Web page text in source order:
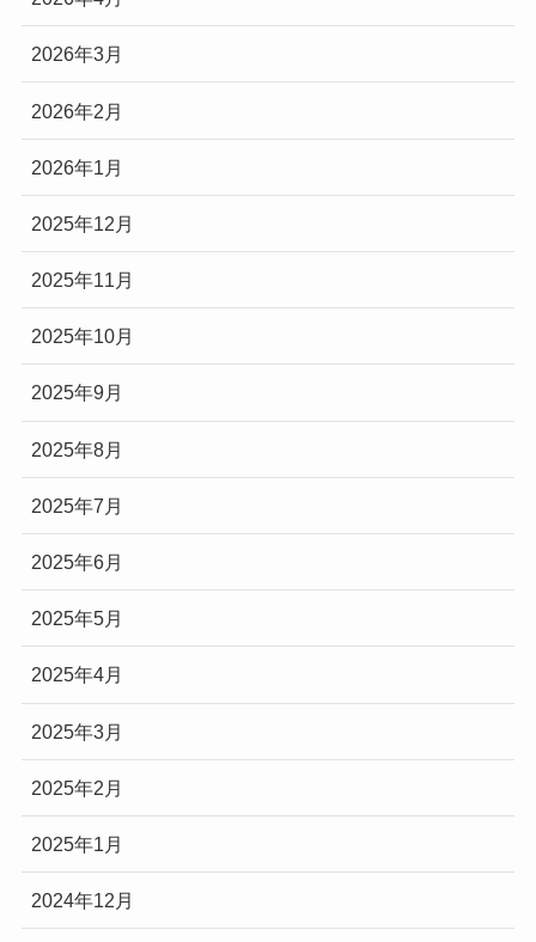
2026年3月
2026年2月
2026年1月
2025年12月
2025年11月
2025年10月
2025年9月
2025年8月
2025年7月
2025年6月
2025年5月
2025年4月
2025年3月
2025年2月
2025年1月
2024年12月